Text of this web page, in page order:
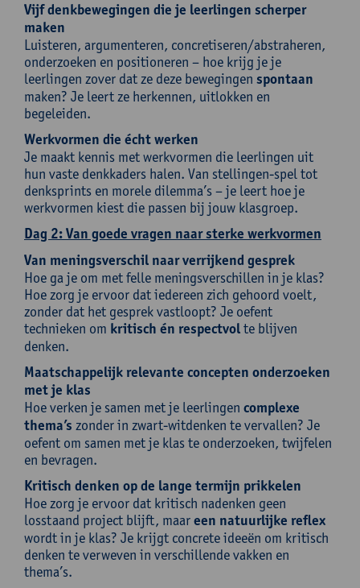
Vijf denkbewegingen die je leerlingen scherper
maken
Luisteren, argumenteren, concretiseren/abstraheren,
onderzoeken en positioneren – hoe krijg je je
leerlingen zover dat ze deze bewegingen spontaan
maken? Je leert ze herkennen, uitlokken en
begeleiden.
Werkvormen die écht werken
Je maakt kennis met werkvormen die leerlingen uit
hun vaste denkkaders halen. Van stellingen-spel tot
denksprints en morele dilemma’s – je leert hoe je
werkvormen kiest die passen bij jouw klasgroep.
Dag 2: Van goede vragen naar sterke werkvormen
Van meningsverschil naar verrijkend gesprek
Hoe ga je om met felle meningsverschillen in je klas?
Hoe zorg je ervoor dat iedereen zich gehoord voelt,
zonder dat het gesprek vastloopt? Je oefent
technieken om kritisch én respectvolte blijven
denken.
Maatschappelijk relevante concepten onderzoeken
met je klas
Hoe verken je samen met je leerlingen complexe
thema’s zonder in zwart-witdenken te vervallen? Je
oefent om samen met je klas te onderzoeken, twijfelen
en bevragen.
Kritisch denken op de lange termijn prikkelen
Hoe zorg je ervoor dat kritisch nadenken geen
losstaand project blijft, maareen natuurlijke reflex
wordt in je klas? Je krijgt concrete ideeën om kritisch
denken te verweven in verschillende vakken en
thema’s.